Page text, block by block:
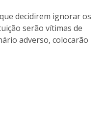
decidirem ignorar os
serão vítimas de
adverso, colocarão